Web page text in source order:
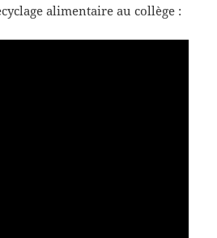
alimentaire au collège :